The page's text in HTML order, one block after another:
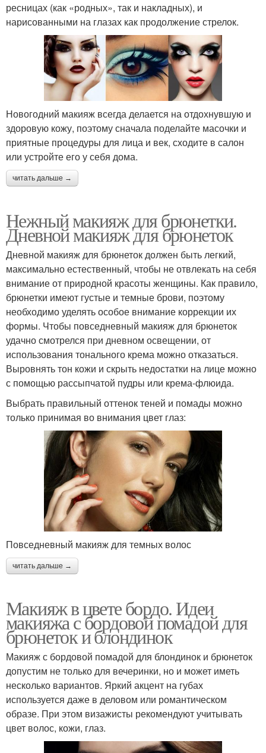
ресницах (как «родных», так и накладных), и
нарисованными на глазах как продолжение стрелок.
Новогодний макияж всегда делается на отдохнувшую и
здоровую кожу, поэтому сначала поделайте масочки и
приятные процедуры для лица и век, сходите в салон
или устройте его у себя дома.
читать дальше →
Нежный макияж для брюнетки.
Дневной макияж для брюнеток
Дневной макияж для брюнеток должен быть легкий,
максимально естественный, чтобы не отвлекать на себя
внимание от природной красоты женщины. Как правило,
брюнетки имеют густые и темные брови, поэтому
необходимо уделять особое внимание коррекции их
формы. Чтобы повседневный макияж для брюнеток
удачно смотрелся при дневном освещении, от
использования тонального крема можно отказаться.
Выровнять тон кожи и скрыть недостатки на лице можно
с помощью рассыпчатой пудры или крема-флюида.
Выбрать правильный оттенок теней и помады можно
только принимая во внимания цвет глаз:
Повседневный макияж для темных волос
читать дальше →
Макияж в цвете бордо. Идеи
макияжа с бордовой помадой для
брюнеток и блондинок
Макияж с бордовой помадой для блондинок и брюнеток
допустим не только для вечеринки, но и может иметь
несколько вариантов. Яркий акцент на губах
используется даже в деловом или романтическом
образе. При этом визажисты рекомендуют учитывать
цвет волос, кожи, глаз.